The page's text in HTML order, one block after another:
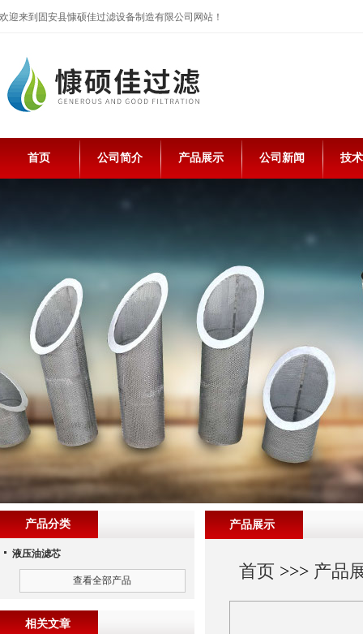
欢迎来到固安县慷硕佳过滤设备制造有限公司网站！
首页 公司简介 产品展示 公司新闻 技
产品展示
首页 >>> 产品
产品分类
液压油滤芯
查看全部产品
相关文章